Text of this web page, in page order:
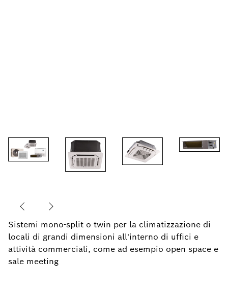
Sistemi mono-split o twin per la climatizzazione di
locali di grandi dimensioni all'interno di uffici e
attività commerciali, come ad esempio open space e
sale meeting